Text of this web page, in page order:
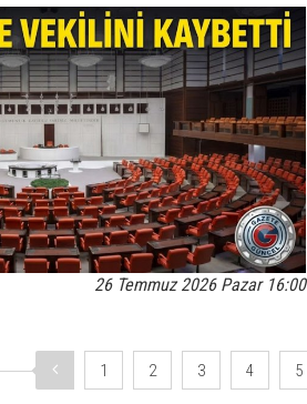
26 Temmuz 2026 Pazar 16:00
1 2 3 4 5